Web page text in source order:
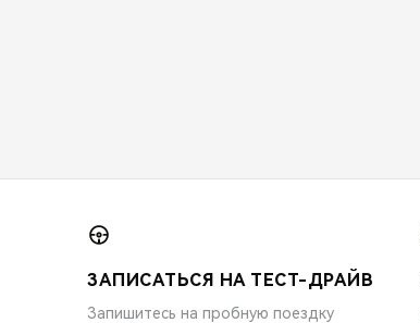
ЗАПИСАТЬСЯ НА ТЕСТ-ДРАЙВ
Запишитесь на пробную поездку